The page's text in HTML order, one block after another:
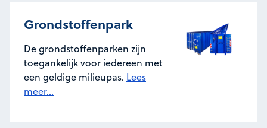
Grondstoffenpark
De grondstoffenparken zijn
toegankelijk voor iedereen met
een geldige milieupas. Lees
meer...